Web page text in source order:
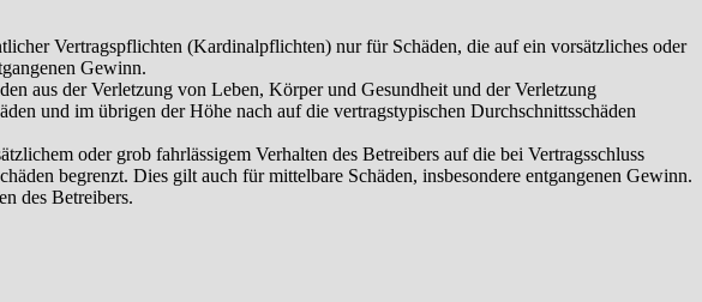
Vertragspflichten (Kardinalpflichten) nur für Schäden, die auf ein vorsätzliches oder
Gewinn.
aus der Verletzung von Leben, Körper und Gesundheit und der Verletzung
und im übrigen der Höhe nach auf die vertragstypischen Durchschnittsschäden
oder grob fahrlässigem Verhalten des Betreibers auf die bei Vertragsschluss
begrenzt. Dies gilt auch für mittelbare Schäden, insbesondere entgangenen Gewinn.
des Betreibers.